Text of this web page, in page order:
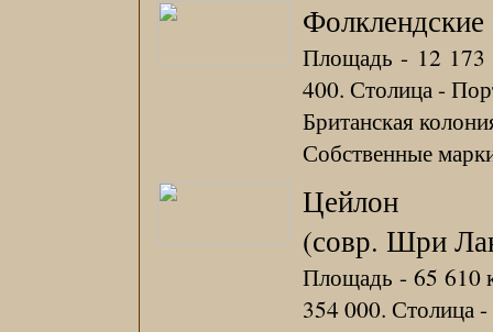
Фолклендские
Площадь - 12 173
400. Столица -
Британская
Собственные
Цейлон
(совр. Шри
Площадь - 65 610
354 000. Столица